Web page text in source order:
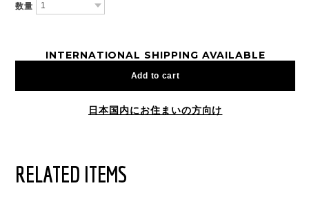
数量
INTERNATIONAL SHIPPING AVAILABLE
Add to cart
日本国内にお住まいの方向け
RELATED ITEMS